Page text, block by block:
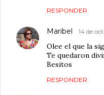
RESPONDER
Maribel 14 de
Olee el que la
Te quedaron
Besitos
RESPONDER